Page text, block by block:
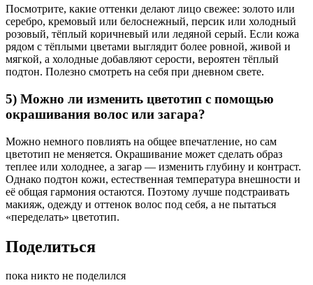
Посмотрите, какие оттенки делают лицо свежее: золото или
серебро, кремовый или белоснежный, персик или холодный
розовый, тёплый коричневый или ледяной серый. Если кожа
рядом с тёплыми цветами выглядит более ровной, живой и
мягкой, а холодные добавляют серости, вероятен тёплый
подтон. Полезно смотреть на себя при дневном свете.
5) Можно ли изменить цветотип с помощью
окрашивания волос или загара?
Можно немного повлиять на общее впечатление, но сам
цветотип не меняется. Окрашивание может сделать образ
теплее или холоднее, а загар — изменить глубину и контраст.
Однако подтон кожи, естественная температура внешности и
её общая гармония остаются. Поэтому лучше подстраивать
макияж, одежду и оттенок волос под себя, а не пытаться
«переделать» цветотип.
Поделиться
пока никто не поделился